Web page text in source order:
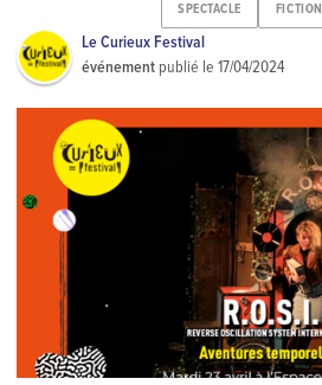
SPECTACLE FICTION
Le Curieux Festival
événement publié le17/04/2024